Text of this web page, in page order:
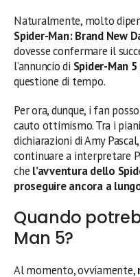
Naturalmente, molto
Spider-Man: Brand New
dovesse confermare il
l’annuncio di Spider-Man 5
questione di tempo.
Per ora, dunque, i fan
cauto ottimismo. Tra i
dichiarazioni di Amy
continuare a interpretare
che l’avventura dello
proseguire ancora a
Quando
Man 5?
Al momento, ovviamente,